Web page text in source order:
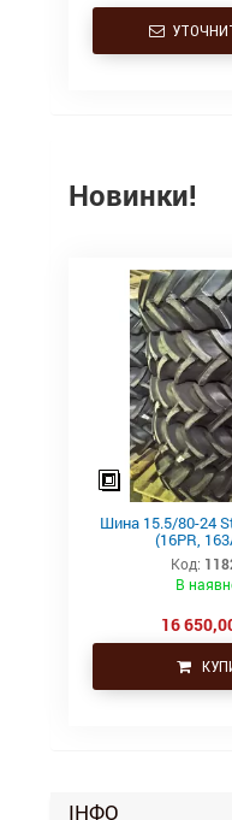
Новинки!
Шина 15.5/80-24
(16PR,
Код:
В
16
ІНФО